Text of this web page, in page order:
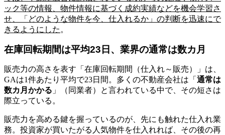
ック等の情報、物件情報に基づく成約実績などを機会学習さ
せ、「どのような物件を今、仕入れるか」の判断を迅速にで
きるようにした 。
在庫回転期間は平均23日、業界の通常は数カ月
販売力の高さを表す「在庫回転期間（仕入れ～販売）」は、
GAは1件あたり平均で23日間。多くの不動産会社は「 通常は
数カ月かかる 」（同業者）と言われている中で、その短さは
際立っている。
販売力を高める鍵を握っているのが、先にも触れた仕入れ業
務。投資家が買いたがる人気物件を仕入れれば、その後の再